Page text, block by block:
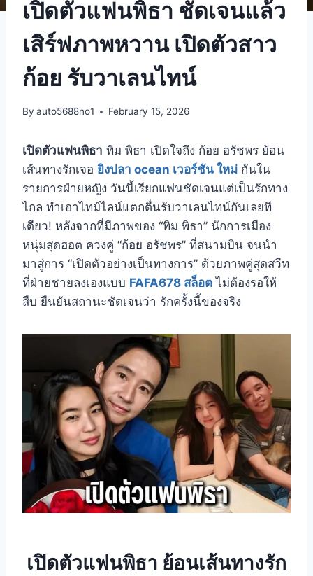
เปิดตัวแฟนพิธา ชัดเจนแล้ว
เสิร์ฟภาพหวาน เปิดตัวสาว
ก้อย รับวาเลนไทน์
By auto5688no1 February 15, 2026
เปิดตัวแฟนพิธา ทิม พิธา เปิดใจถึง ก้อย อรัชพร ย้อน
เส้นทางรักเจอ ยิงปลา ocean เวอร์ชัน ใหม่ กันใน
รายการฝ่ายหญิง วันนี้เรียกแฟนชัดเจนแต่เป็นรักทาง
ไกล ทำเอาไทม์ไลน์แตกตื่นรับวาเลนไทน์กันเลยที
เดียว! หลังจากที่มีภาพของ “ทิม พิธา” นักการเมือง
หนุ่มสุดฮอต ควงคู่ “ก้อย อรัชพร” ที่สนามบิน จนนำ
มาสู่การ “เปิดตัวอย่างเป็นทางการ” ด้วยภาพคู่สุดสวีท
ที่ฝ่ายชายลงเองแบบ FAFA678 สล็อต ไม่ต้องรอให้
สืบ ยืนยันสถานะชัดเจนว่า รักครั้งนี้ของจริง
เปิดตัวแฟนพิธา ย้อนเส้นทางรัก